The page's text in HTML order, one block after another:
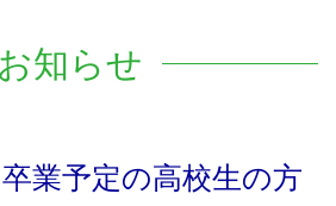
お知らせ
業予定の高校生の方